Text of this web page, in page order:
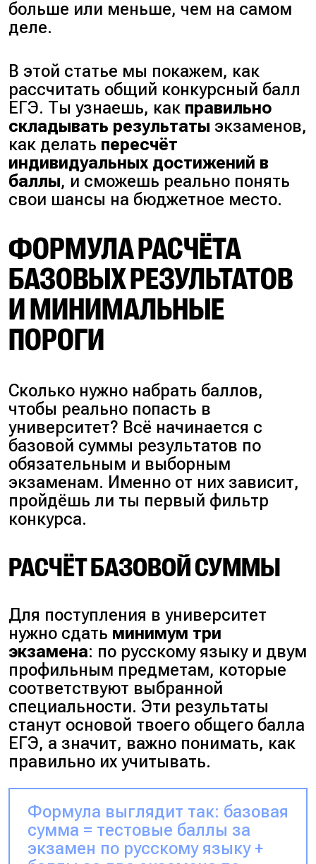
больше или меньше, чем на самом
деле.
В этой статье мы покажем, как
рассчитать общий конкурсный балл
ЕГЭ. Ты узнаешь, как правильно
складывать результаты экзаменов,
как делать пересчёт
индивидуальных достижений в
баллы, и сможешь реально понять
свои шансы на бюджетное место.
ФОРМУЛА РАСЧЁТА
БАЗОВЫХ РЕЗУЛЬТАТОВ
И МИНИМАЛЬНЫЕ
ПОРОГИ
Сколько нужно набрать баллов,
чтобы реально попасть в
университет? Всё начинается с
базовой суммы результатов по
обязательным и выборным
экзаменам. Именно от них зависит,
пройдёшь ли ты первый фильтр
конкурса.
РАСЧЁТ БАЗОВОЙ СУММЫ
Для поступления в университет
нужно сдать минимум три
экзамена: по русскому языку и двум
профильным предметам, которые
соответствуют выбранной
специальности. Эти результаты
станут основой твоего общего балла
ЕГЭ, а значит, важно понимать, как
правильно их учитывать.
Формула выглядит так: базовая
сумма = тестовые баллы за
экзамен по русскому языку +